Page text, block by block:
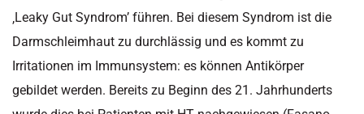
‚Leaky Gut Syndrom’ führen. Bei diesem Syndrom ist die
Darmschleimhaut zu durchlässig und es kommt zu
Irritationen im Immunsystem: es können Antikörper
gebildet werden. Bereits zu Beginn des 21. Jahrhunderts